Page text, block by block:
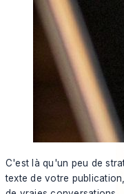
C'est là qu'un peu de
texte de votre